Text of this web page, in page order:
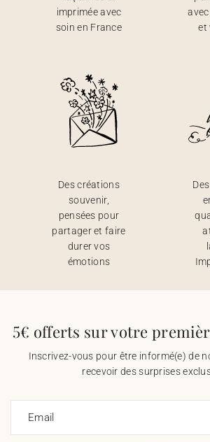
imprimée avec
soin en France
et
Des créations
souvenir,
pensées pour
partager et faire
durer vos
émotions
5€ offerts sur votre
Inscrivez-vous pour être informé(e) de
recevoir des surprises
Email